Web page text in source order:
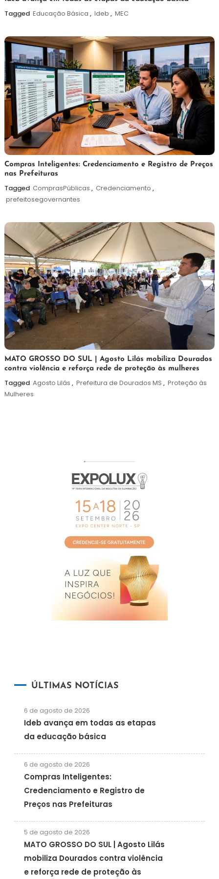
de
2026
Tagged Educação Básica , Ideb , MEC
6
de
agosto
de
Redação
Compras Inteligentes: Credenciamento e Registro de Preços
nas Prefeituras
Tagged ComprasPúblicas , Credenciamento ,
prefeitosegovernantes
5
de
agosto
de
Maurilio
MATO GROSSO DO SUL | Agosto Lilás mobiliza Dourados
contra violência e reforça rede de proteção às mulheres
Tagged Agosto Lilás , Prefeitura de Dourados MS , Proteção às
Mulheres
ÚLTIMAS NOTÍCIAS
6 de agosto de 2026
Ideb avança em todas as etapas
da educação básica
6 de agosto de 2026
Compras Inteligentes:
Credenciamento e Registro de
Preços nas Prefeituras
5 de agosto de 2026
MATO GROSSO DO SUL | Agosto Lilás
mobiliza Dourados contra violência
e reforça rede de proteção às